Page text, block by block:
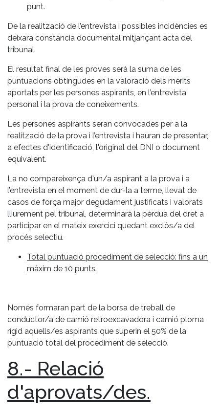
punt.
De la realització de l’entrevista i possibles incidències es
deixarà constància documental mitjançant acta del
tribunal.
El resultat final de les proves serà la suma de les
puntuacions obtingudes en la valoració dels mèrits
aportats per les persones aspirants, en l’entrevista
personal i la prova de coneixements.
Les persones aspirants seran convocades per a la
realització de la prova i l’entrevista i hauran de presentar,
a efectes d'identificació, l'original del DNI o document
equivalent.
La no compareixença d'un/a aspirant a la prova i a
l’entrevista en el moment de dur-la a terme, llevat de
casos de força major degudament justificats i valorats
lliurement pel tribunal, determinarà la pèrdua del dret a
participar en el mateix exercici quedant exclòs/a del
procés selectiu.
Total puntuació procediment de selecció: fins a un
màxim de 10 punts.
Només formaran part de la borsa de treball de
conductor/a de camió retroexcavadora i camió ploma
rígid aquells/es aspirants que superin el 50% de la
puntuació total del procediment de selecció.
8.- Relació
d'aprovats/des.